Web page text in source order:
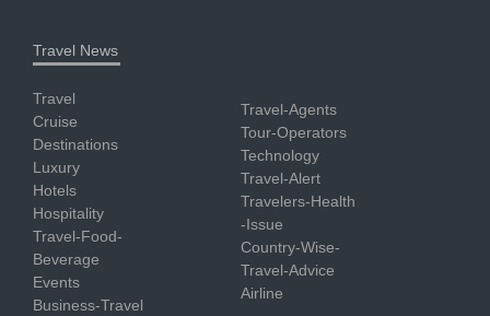
Travel News
Travel
Cruise
Destinations
Luxury
Hotels
Hospitality
Travel-Food-
Beverage
Events
Business-Travel
Travel-Agents
Tour-Operators
Technology
Travel-Alert
Travelers-Health
-Issue
Country-Wise-
Travel-Advice
Airline